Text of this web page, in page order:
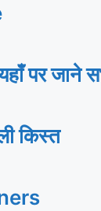
जाने
किस्त